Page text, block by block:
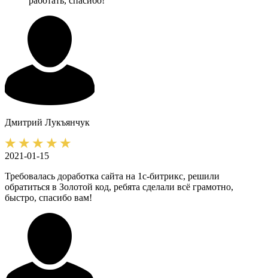
Дмитрий Лукъянчук
2021-01-15
Требовалась доработка сайта на 1с-битрикс, решили
обратиться в Золотой код, ребята сделали всё грамотно,
быстро, спасибо вам!